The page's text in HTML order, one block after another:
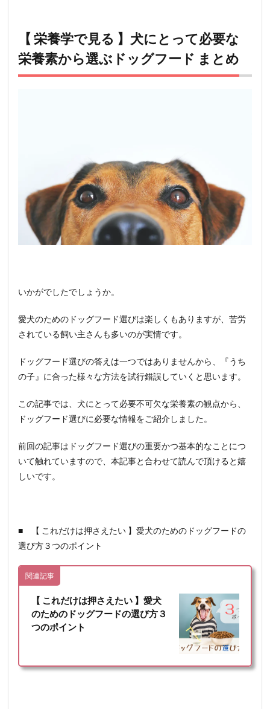
【 栄養学で見る 】犬にとって必要な
栄養素から選ぶドッグフード まとめ
いかがでしたでしょうか。
愛犬のためのドッグフード選びは楽しくもありますが、苦労
されている飼い主さんも多いのが実情です。
ドッグフード選びの答えは一つではありませんから、『うち
の子』に合った様々な方法を試行錯誤していくと思います。
この記事では、犬にとって必要不可欠な栄養素の観点から、
ドッグフード選びに必要な情報をご紹介しました。
前回の記事はドッグフード選びの重要かつ基本的なことにつ
いて触れていますので、本記事と合わせて読んで頂けると嬉
しいです。
■ 【 これだけは押さえたい 】愛犬のためのドッグフードの
選び方３つのポイント
関連記事
【 これだけは押さえたい 】愛犬
のためのドッグフードの選び方３
つのポイント